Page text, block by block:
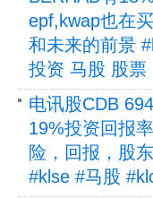
epf,kwap也在
和未来的前景
投资 马股 股票
电讯股CDB
19%投资回报
险，回报，股
#klse #马股